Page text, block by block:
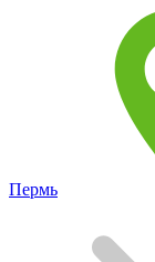
Пермь